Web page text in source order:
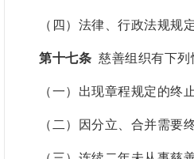
（四）法律、行政法规规
第十七条 慈善组织有下列
（一）出现章程规定的终
（二）因分立、合并需要